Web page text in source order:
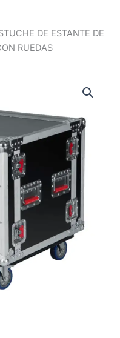
DE ESTANTE DE
RUEDAS